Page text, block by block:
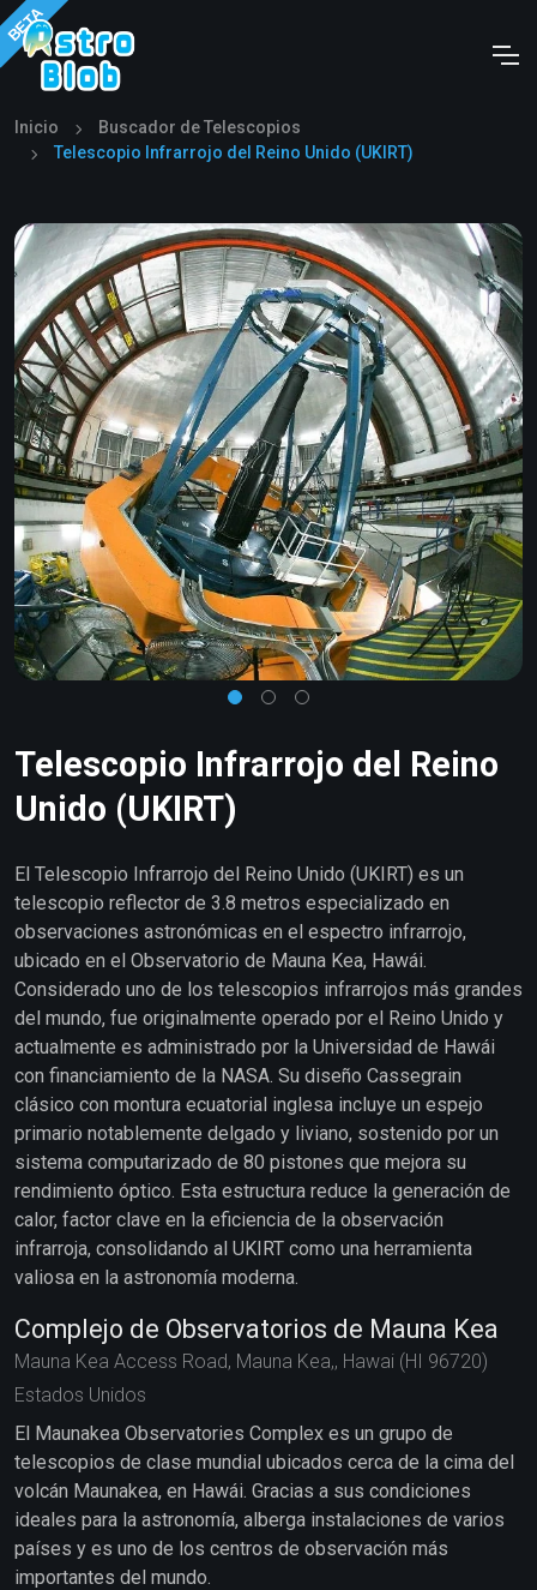
Inicio
Buscador de Telescopios
Telescopio Infrarrojo del Reino Unido (UKIRT)
Telescopio Infrarrojo del Reino
Unido (UKIRT)
El Telescopio Infrarrojo del Reino Unido (UKIRT) es un
telescopio reflector de 3.8 metros especializado en
observaciones astronómicas en el espectro infrarrojo,
ubicado en el Observatorio de Mauna Kea, Hawái.
Considerado uno de los telescopios infrarrojos más grandes
del mundo, fue originalmente operado por el Reino Unido y
actualmente es administrado por la Universidad de Hawái
con financiamiento de la NASA. Su diseño Cassegrain
clásico con montura ecuatorial inglesa incluye un espejo
primario notablemente delgado y liviano, sostenido por un
sistema computarizado de 80 pistones que mejora su
rendimiento óptico. Esta estructura reduce la generación de
calor, factor clave en la eficiencia de la observación
infrarroja, consolidando al UKIRT como una herramienta
valiosa en la astronomía moderna.
Complejo de Observatorios de Mauna Kea
Mauna Kea Access Road, Mauna Kea,, Hawai (HI 96720)
Estados Unidos
El Maunakea Observatories Complex es un grupo de
telescopios de clase mundial ubicados cerca de la cima del
volcán Maunakea, en Hawái. Gracias a sus condiciones
ideales para la astronomía, alberga instalaciones de varios
países y es uno de los centros de observación más
importantes del mundo.